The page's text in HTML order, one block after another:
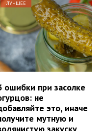
ЛУЧШЕЕ
ошибки при засолке
не
это, иначе
мутную и